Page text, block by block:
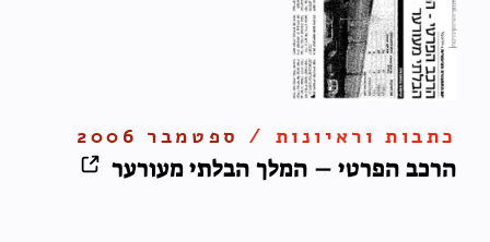
כתבות וראיונות / ספטמבר 2006
הרכב הפרטי – המלך הבלתי מעורער